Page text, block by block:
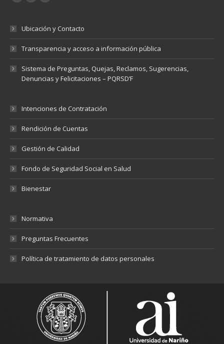
Ubicación y Contacto
Transparencia y acceso a información pública
Sistema de Preguntas, Quejas, Reclamos, Sugerencias,
Denuncias y Felicitaciones – PQRSD’F
Intenciones de Contratación
Rendición de Cuentas
Gestión de Calidad
Fondo de Seguridad Social en Salud
Bienestar
Normativa
Preguntas Frecuentes
Política de tratamiento de datos personales